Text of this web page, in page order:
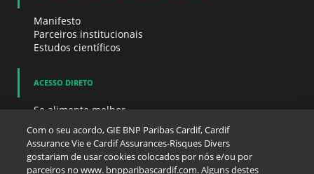
Manifesto
Parceiros institucionais
Estudos científicos
ACESSO DIRETO
Se alimente melhor
Eu cuido de mim mesmo
Cuidar de minha família
Recursos científicos
Ferramentas práticas
Com o seu acordo, GIE BNP Paribas Cardif, Cardif
Assurance Vie e Cardif Assurances-Risques Divers
gostariam de usar cookies colocados por nós e/ou por
parceiros no www. bnpparibascardif.com. Alguns destes